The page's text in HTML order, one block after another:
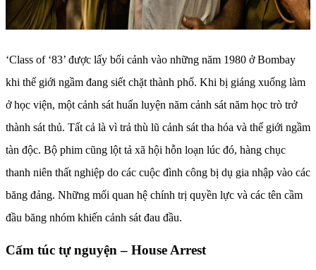
‘Class of ‘83’ được lấy bối cảnh vào những năm 1980 ở Bombay
khi thế giới ngầm đang siết chặt thành phố. Khi bị giáng xuống làm
ở học viện, một cảnh sát huấn luyện năm cảnh sát năm học trò trở
thành sát thủ. Tất cả là vì trả thù lũ cảnh sát tha hóa và thế giới ngầm
tàn độc. Bộ phim cũng lột tả xã hội hỗn loạn lúc đó, hàng chục
thanh niên thất nghiệp do các cuộc đình công bị dụ gia nhập vào các
băng đảng. Những mối quan hệ chính trị quyền lực và các tên cầm
đầu băng nhóm khiến cảnh sát đau đầu.
Cấm túc tự nguyện – House Arrest